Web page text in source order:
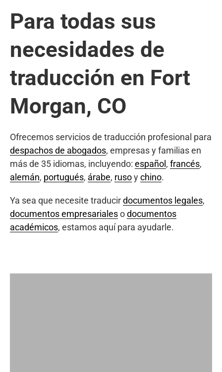
Para todas sus
necesidades de
traducción en Fort
Morgan, CO
Ofrecemos servicios de traducción profesional para
despachos de abogados, empresas y familias en
más de 35 idiomas, incluyendo: español , francés,
alemán, portugués, árabe, rusoychino.
Ya sea que necesite traducirdocumentos legales,
documentos empresarialesodocumentos
académicos, estamos aquí para ayudarle.